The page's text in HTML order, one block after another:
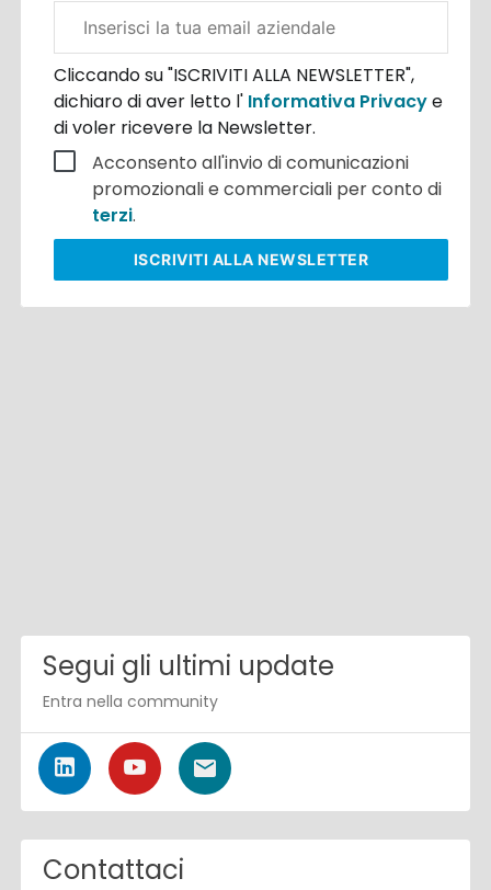
aziendale
Cliccando su "ISCRIVITI ALLA NEWSLETTER",
dichiaro di aver letto l' Informativa Privacye
di voler ricevere la Newsletter.
Acconsento all'invio di comunicazioni
promozionali e commerciali per conto di
terzi.
ISCRIVITI ALLA NEWSLETTER
Segui gli ultimi update
Entra nella community
Contattaci